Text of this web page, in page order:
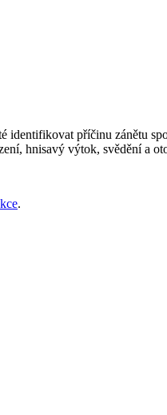
identifikovat příčinu zánětu
hnisavý výtok, svědění a
.